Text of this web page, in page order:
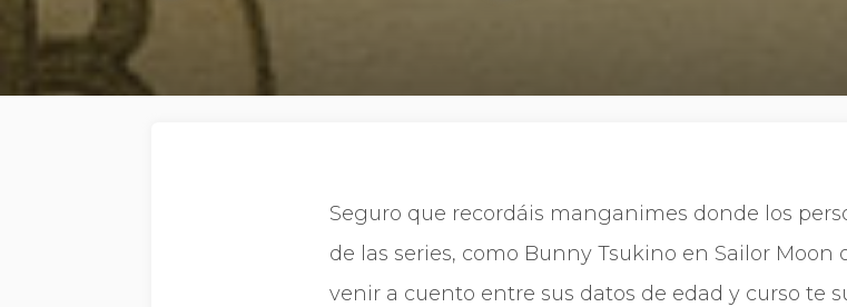
Seguro que recordáis manganimes donde los
de las series, como Bunny Tsukino en Sailor Moon
venir a cuento entre sus datos de edad y curso te